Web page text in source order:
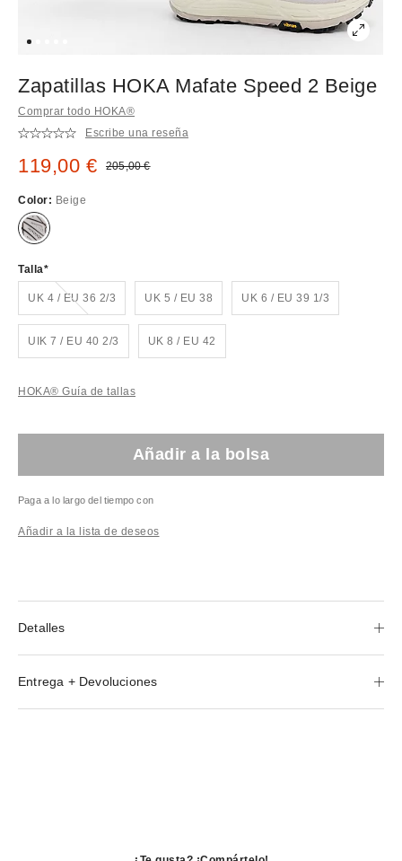
Zapatillas HOKA Mafate Speed 2 Beige
Comprar todo HOKA®
Escribe una reseña
Precio rebajado:
119,00 € Precio original:
205,00 €
Color: Beige
Talla
UK 4 / EU 36 2/3
¡Agotado! UK 5 / EU 38 UK 6 / EU 39 1/3
UIK 7 / EU 40 2/3 UK 8 / EU 42
HOKA® Guía de tallas
Añadir a la bolsa
Paga a lo largo del tiempo con
Añadir a la lista de deseos
Detalles
Entrega + Devoluciones